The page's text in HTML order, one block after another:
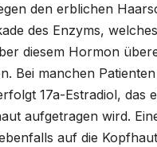
den erblichen
des Enzyms,
diesem Hormon
Bei manchen
17a-Estradiol,
aufgetragen wird.
auf die